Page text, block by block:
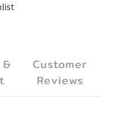
Customer
Reviews